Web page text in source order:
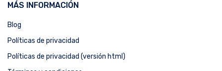
MÁS INFORMACIÓN
Blog
Políticas de privacidad
Políticas de privacidad (versión html)